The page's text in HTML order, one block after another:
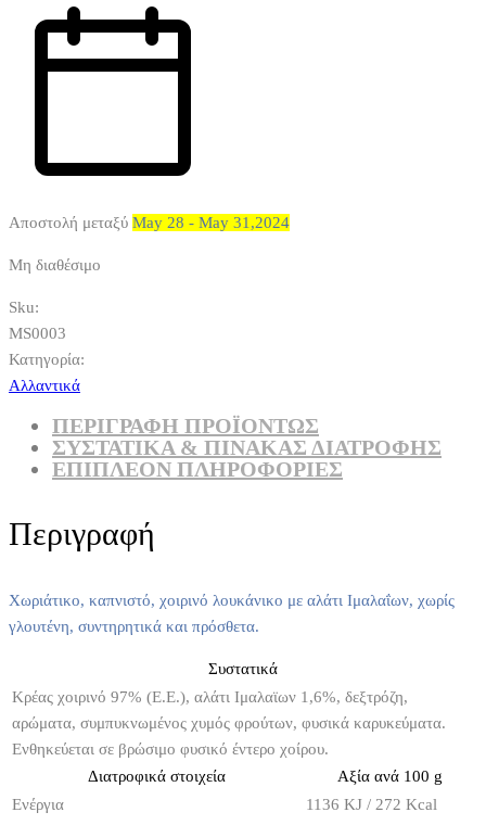
Αποστολή μεταξύ May 28 - May 31,2024
Μη διαθέσιμο
Sku:
MS0003
Κατηγορία:
Αλλαντικά
ΠΕΡΙΓΡΑΦΗ ΠΡΟΪΟΝΤΩΣ
ΣΥΣΤΑΤΙΚΆ & ΠΊΝΑΚΑΣ ΔΙΑΤΡΟΦΉΣ
ΕΠΙΠΛΈΟΝ ΠΛΗΡΟΦΟΡΊΕΣ
Περιγραφή
Χωριάτικο, καπνιστό, χοιρινό λουκάνικο με αλάτι Ιμαλαΐων, χωρίς
γλουτένη, συντηρητικά και πρόσθετα.
Συστατικά
Κρέας χοιρινό 97% (Ε.Ε.), αλάτι Ιμαλαϊων 1,6%, δεξτρόζη,
αρώματα, συμπυκνωμένος χυμός φρούτων, φυσικά καρυκεύματα.
Ενθηκεύεται σε βρώσιμο φυσικό έντερο χοίρου.
Διατροφικά στοιχεία
Αξία ανά 100 g
Ενέργια
1136 KJ / 272 Kcal